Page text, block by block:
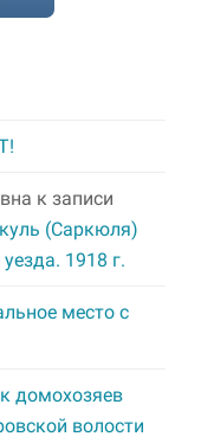
к записи
(Саркюля)
1918 г.
место с
домохозяев
волости